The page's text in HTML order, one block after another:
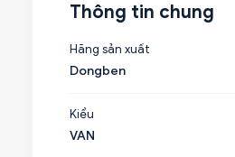
Thông tin chung
Hãng sản xuất
Dongben
Kiểu
VAN